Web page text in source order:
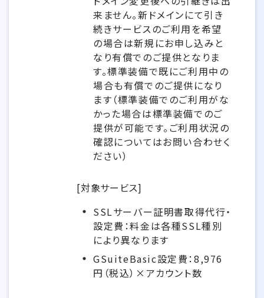
来ません。新ドメインにて引き
続きサービスのご利用を希望
の場合は新規にお申し込みと
なり有償でのご提供となりま
す。標準装備で既にご利用中の
場合も有償でのご提供になり
ます（標準装備でのご利用がな
かった場合は標準装備でのご
提供が可能です。ご利用状況の
確認についてはお問い合わせく
ださい）
[対象サービス]
SSLサーバー証明書取得代行・
設定費：料金は各種SSL種別
により異なります
GSuiteBasic設定費：8,976
円（税込）×アカウント数